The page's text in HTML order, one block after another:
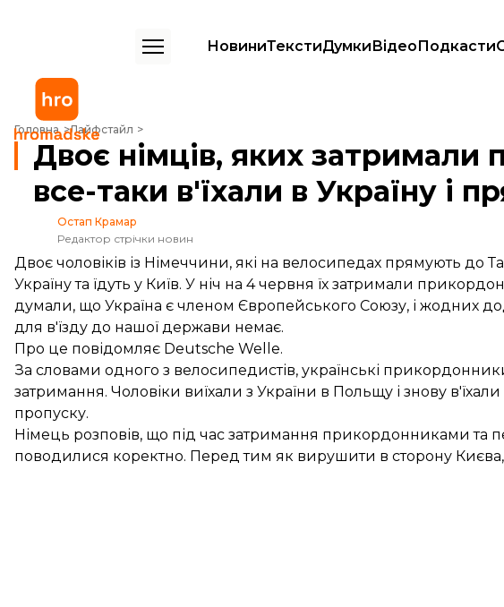
НовиниТекстиДумкиВідеоПодкасти
Головна Лайфстайл
Двоє німців, яких затримали прикордонники, все-таки в'їхали в Україну і прямують до
Двоє німців, яких затримали
все-таки в'їхали в Україну і
Остап Крамар
Редактор стрічки новин
Двоє чоловіків із Німеччини, які на велосипедах прямують до
Україну та їдуть у Київ. У ніч на 4 червня їх затримали
думали, що Україна є членом Європейського Союзу, і жодних
для в'їзду до нашої держави немає.
Про це повідомляє Deutsche Welle.
За словами одного з велосипедистів, українські
затримання. Чоловіки виїхали з України в Польщу і знову
пропуску.
Німець розповів, що під час затримання прикордонниками та
поводилися коректно. Перед тим як вирушити в сторону